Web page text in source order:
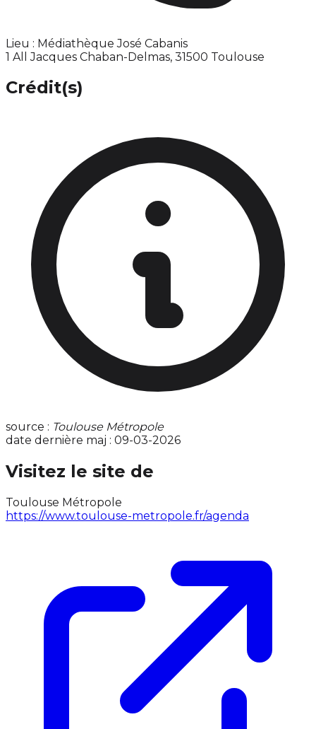
Lieu : Médiathèque José Cabanis
1 All Jacques Chaban-Delmas, 31500 Toulouse
Crédit(s)
source : Toulouse Métropole
date dernière maj : 09-03-2026
Visitez le site de
Toulouse Métropole
https://www.toulouse-metropole.fr/agenda